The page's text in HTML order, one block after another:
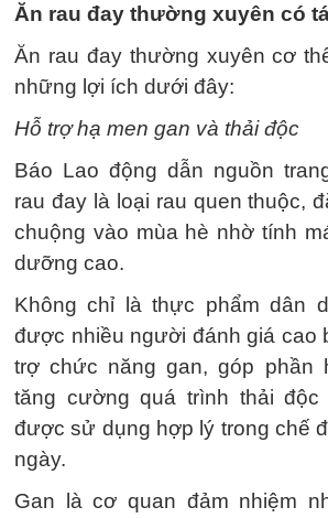
Ăn rau đay thường xuyên có
Ăn rau đay thường xuyên cơ
những lợi ích dưới đây:
Hỗ trợ hạ men gan và thải độc
Báo Lao động dẫn nguồn
rau đay là loại rau quen thuộc,
chuộng vào mùa hè nhờ tính
dưỡng cao.
Không chỉ là thực phẩm dân
được nhiều người đánh giá cao
trợ chức năng gan, góp phần
tăng cường quá trình thải
được sử dụng hợp lý trong chế
ngày.
Gan là cơ quan đảm nhiệm